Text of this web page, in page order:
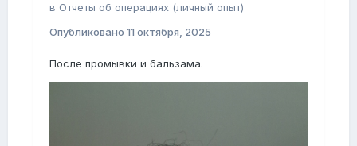
в Отчеты об операциях (личный опыт)
Опубликовано 11 октября, 2025
После промывки и бальзама.